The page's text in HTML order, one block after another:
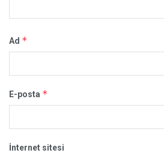
Ad *
E-posta *
İnternet sitesi